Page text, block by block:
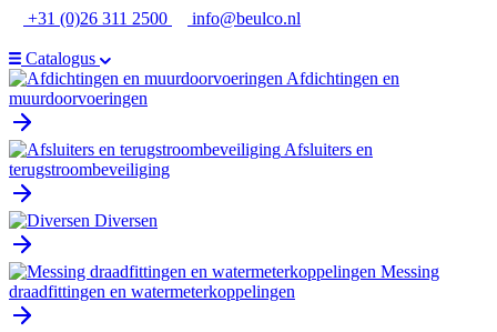
Ga
de
inhoud
+31 (0)26 311 2500 info@beulco.nl
Catalogus
Afdichtingen en
muurdoorvoeringen
Afsluiters en
terugstroombeveiliging
Diversen
Messing
draadfittingen en watermeterkoppelingen